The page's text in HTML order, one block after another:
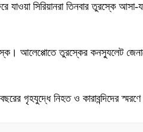
যাওয়া সিরিয়ানরা তিনবার তুরস্কে আসা-
আলেপ্পোতে তুরস্কের কনস্যুলেট
গৃহযুদ্ধে নিহত ও কারাবন্দিদের